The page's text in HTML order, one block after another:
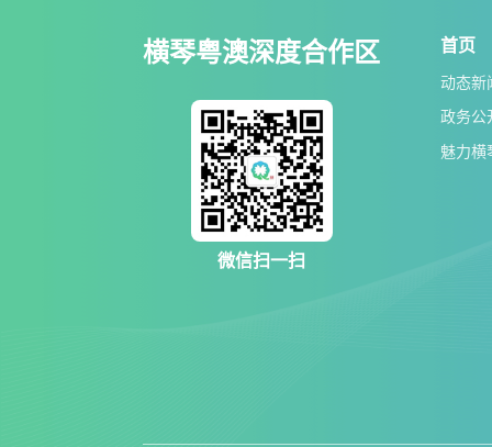
横琴粤澳深度合作区
微信扫一扫
首页
动态新
政务公
魅力横